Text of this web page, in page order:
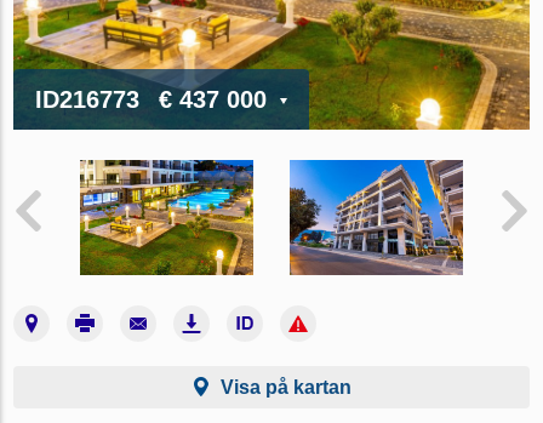
ID216773 € 437 000
Visa på kartan